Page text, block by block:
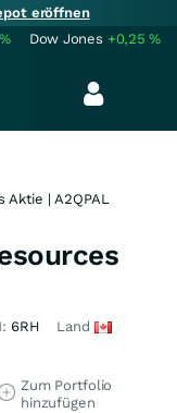
eröffnen
% Dow Jones +0,25%
Aktie | A2QPAL
6RH Land
Zum Portfolio
hinzufügen